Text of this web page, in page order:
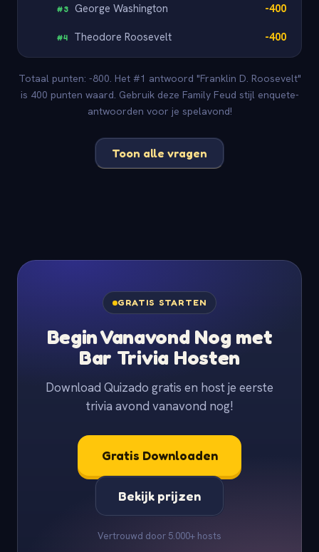
#3 George Washington -400
#4 Theodore Roosevelt -400
Totaal punten: -800. Het #1 antwoord "Franklin D. Roosevelt"
is 400 punten waard. Gebruik deze Family Feud stijl enquete-
antwoorden voor je spelavond!
Toon alle vragen
GRATIS STARTEN
Begin Vanavond Nog met
Bar Trivia Hosten
Download Quizado gratis en host je eerste
trivia avond vanavond nog!
Gratis Downloaden
Bekijk prijzen
Vertrouwd door 5.000+ hosts